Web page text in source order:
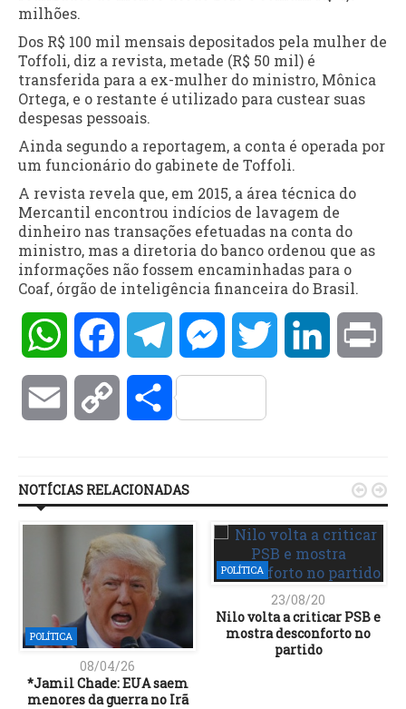
milhões.
Dos R$ 100 mil mensais depositados pela mulher de
Toffoli, diz a revista, metade (R$ 50 mil) é
transferida para a ex-mulher do ministro, Mônica
Ortega, e o restante é utilizado para custear suas
despesas pessoais.
Ainda segundo a reportagem, a conta é operada por
um funcionário do gabinete de Toffoli.
A revista revela que, em 2015, a área técnica do
Mercantil encontrou indícios de lavagem de
dinheiro nas transações efetuadas na conta do
ministro, mas a diretoria do banco ordenou que as
informações não fossem encaminhadas para o
Coaf, órgão de inteligência financeira do Brasil.
WhatsAppFacebookTelegramMessengerTwitter LinkedIn
Email Copy Compartilhar
NOTÍCIAS RELACIONADAS
POLÍTICA
08/04/26
*Jamil Chade: EUA saem
menores da guerra no Irã
POLÍTICA
23/08/20
Nilo volta a criticar PSB e
mostra desconforto no
partido
 